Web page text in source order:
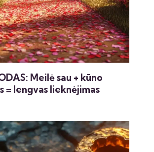
Meilė sau + kūno
= lengvas lieknėjimas